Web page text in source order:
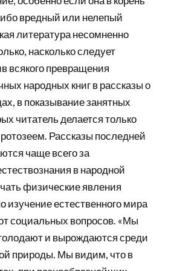
вредный или нелепый
литература несомненно
насколько следует
всякого превращения
народных книг в рассказы о
в показывание занятных
читатель делается только
Рассказы последней
чаще всего за
в народной
физические явления
изучение естественного мира
социальных вопросов. «Мы
и вырождаются среди
природы. Мы видим, что в